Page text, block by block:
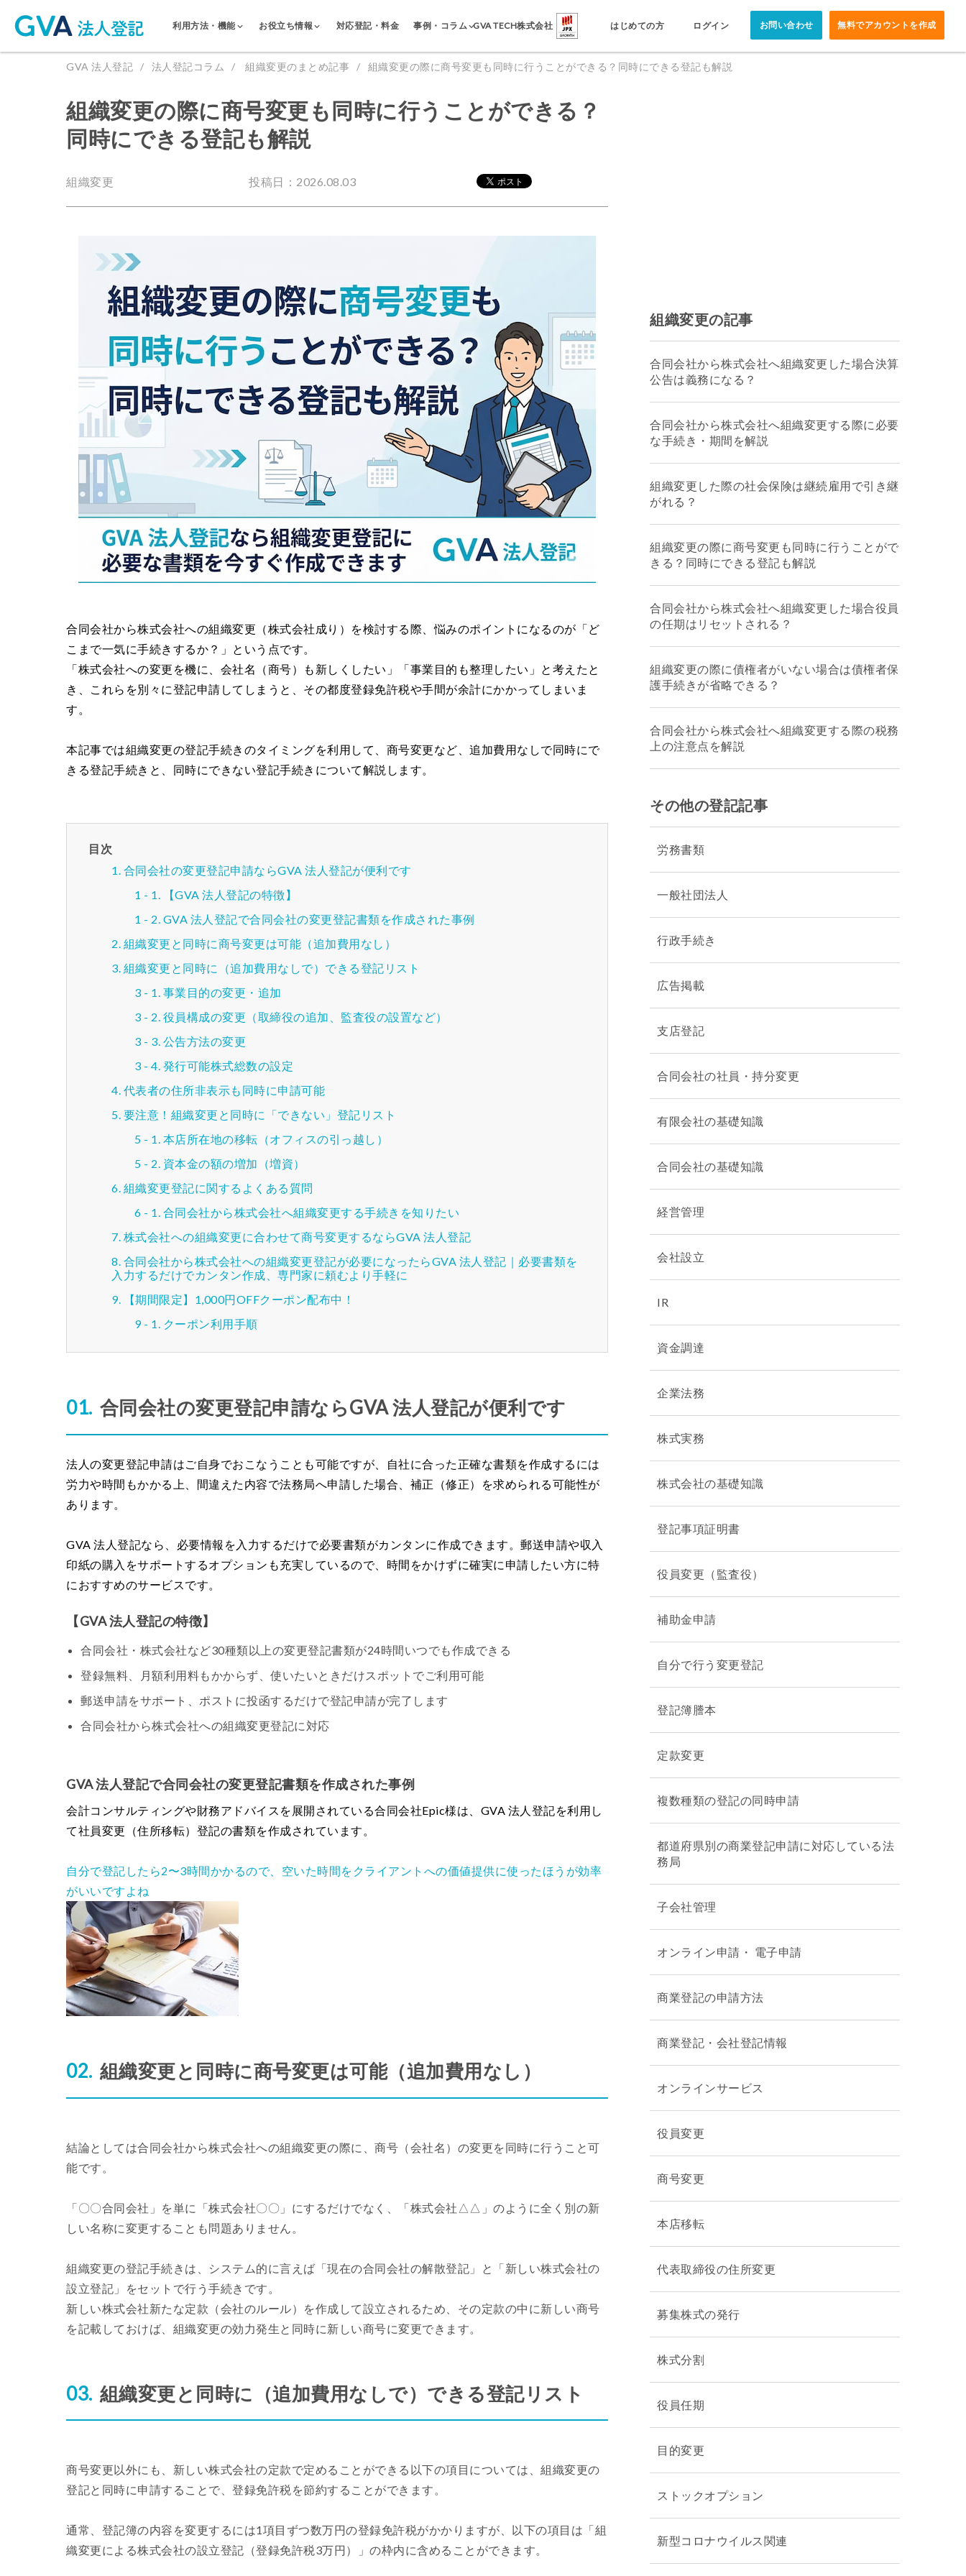
利用方法・機能 お役立ち情報 対応登記・料金 事例・コラム GVA TECH株式会社 はじめての方 ログイン お問い合わせ 無料でアカウントを作成
GVA 法人登記 法人登記コラム 組織変更のまとめ記事 組織変更の際に商号変更も同時に行うことができる？同時にできる登記も解説
組織変更の際に商号変更も同時に行うことができる？
同時にできる登記も解説
組織変更 投稿日：2026.08.03
合同会社から株式会社への組織変更（株式会社成り）を検討する際、悩みのポイントになるのが「ど
こまで一気に手続きするか？」という点です。
「株式会社への変更を機に、会社名（商号）も新しくしたい」「事業目的も整理したい」と考えたと
き、これらを別々に登記申請してしまうと、その都度登録免許税や手間が余計にかかってしまいま
す。
本記事では組織変更の登記手続きのタイミングを利用して、商号変更など、追加費用なしで同時にで
きる登記手続きと、同時にできない登記手続きについて解説します。
目次
合同会社の変更登記申請ならGVA 法人登記が便利です
【GVA 法人登記の特徴】
GVA 法人登記で合同会社の変更登記書類を作成された事例
組織変更と同時に商号変更は可能（追加費用なし）
組織変更と同時に（追加費用なしで）できる登記リスト
事業目的の変更・追加
役員構成の変更（取締役の追加、監査役の設置など）
公告方法の変更
発行可能株式総数の設定
代表者の住所非表示も同時に申請可能
要注意！組織変更と同時に「できない」登記リスト
本店所在地の移転（オフィスの引っ越し）
資本金の額の増加（増資）
組織変更登記に関するよくある質問
合同会社から株式会社へ組織変更する手続きを知りたい
株式会社への組織変更に合わせて商号変更するならGVA 法人登記
合同会社から株式会社への組織変更登記が必要になったらGVA 法人登記｜必要書類を
入力するだけでカンタン作成、専門家に頼むより手軽に
【期間限定】1,000円OFFクーポン配布中！
クーポン利用手順
合同会社の変更登記申請ならGVA 法人登記が便利です
法人の変更登記申請はご自身でおこなうことも可能ですが、自社に合った正確な書類を作成するには
労力や時間もかかる上、間違えた内容で法務局へ申請した場合、補正（修正）を求められる可能性が
あります。
GVA 法人登記なら、必要情報を入力するだけで必要書類がカンタンに作成できます。郵送申請や収入
印紙の購入をサポートするオプションも充実しているので、時間をかけずに確実に申請したい方に特
におすすめのサービスです。
【GVA 法人登記の特徴】
合同会社・株式会社など30種類以上の変更登記書類が24時間いつでも作成できる
登録無料、月額利用料もかからず、使いたいときだけスポットでご利用可能
郵送申請をサポート、ポストに投函するだけで登記申請が完了します
合同会社から株式会社への組織変更登記に対応
GVA 法人登記で合同会社の変更登記書類を作成された事例
会計コンサルティングや財務アドバイスを展開されている合同会社Epic様は、GVA 法人登記を利用し
て社員変更（住所移転）登記の書類を作成されています。
自分で登記したら2〜3時間かかるので、空いた時間をクライアントへの価値提供に使ったほうが効率
がいいですよね
組織変更と同時に商号変更は可能（追加費用なし）
結論としては合同会社から株式会社への組織変更の際に、商号（会社名）の変更を同時に行うこと可
能です。
「〇〇合同会社」を単に「株式会社〇〇」にするだけでなく、「株式会社△△」のように全く別の新
しい名称に変更することも問題ありません。
組織変更の登記手続きは、システム的に言えば「現在の合同会社の解散登記」と「新しい株式会社の
設立登記」をセットで行う手続きです。
新しい株式会社新たな定款（会社のルール）を作成して設立されるため、その定款の中に新しい商号
を記載しておけば、組織変更の効力発生と同時に新しい商号に変更できます。
組織変更と同時に（追加費用なしで）できる登記リスト
商号変更以外にも、新しい株式会社の定款で定めることができる以下の項目については、組織変更の
登記と同時に申請することで、登録免許税を節約することができます。
通常、登記簿の内容を変更するには1項目ずつ数万円の登録免許税がかかりますが、以下の項目は「組
織変更による株式会社の設立登記（登録免許税3万円）」の枠内に含めることができます。
組織変更の記事
合同会社から株式会社へ組織変更した場合決算
公告は義務になる？
合同会社から株式会社へ組織変更する際に必要
な手続き・期間を解説
組織変更した際の社会保険は継続雇用で引き継
がれる？
組織変更の際に商号変更も同時に行うことがで
きる？同時にできる登記も解説
合同会社から株式会社へ組織変更した場合役員
の任期はリセットされる？
組織変更の際に債権者がいない場合は債権者保
護手続きが省略できる？
合同会社から株式会社へ組織変更する際の税務
上の注意点を解説
その他の登記記事
労務書類
一般社団法人
行政手続き
広告掲載
支店登記
合同会社の社員・持分変更
有限会社の基礎知識
合同会社の基礎知識
経営管理
会社設立
IR
資金調達
企業法務
株式実務
株式会社の基礎知識
登記事項証明書
役員変更（監査役）
補助金申請
自分で行う変更登記
登記簿謄本
定款変更
複数種類の登記の同時申請
都道府県別の商業登記申請に対応している法
務局
子会社管理
オンライン申請・ 電子申請
商業登記の申請方法
商業登記・会社登記情報
オンラインサービス
役員変更
商号変更
本店移転
代表取締役の住所変更
募集株式の発行
株式分割
役員任期
目的変更
ストックオプション
新型コロナウイルス関連